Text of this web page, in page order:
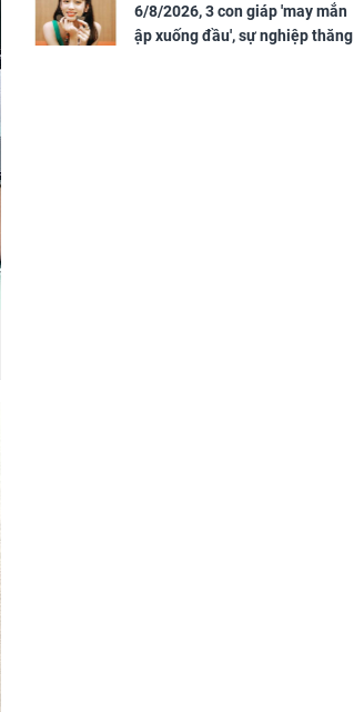
phát triển hưng thịnh,
Mão - Thân tài lộc ảm
6/8/2026, 3 con giáp 'may mắn
ập xuống đầu', sự nghiệp thăng